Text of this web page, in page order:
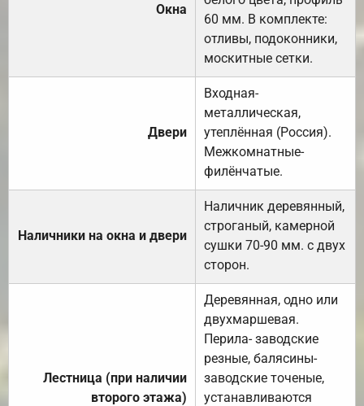
Окна
60 мм. В комплекте:
отливы, подоконники,
москитные сетки.
Двери
Входная-
металлическая,
утеплённая (Россия).
Межкомнатные-
филёнчатые.
Наличники на окна и двери
Наличник деревянный,
строганый, камерной
сушки 70-90 мм. с двух
сторон.
Лестница (при наличии
второго этажа)
Деревянная, одно или
двухмаршевая.
Перила- заводские
резные, балясины-
заводские точеные,
устанавливаются